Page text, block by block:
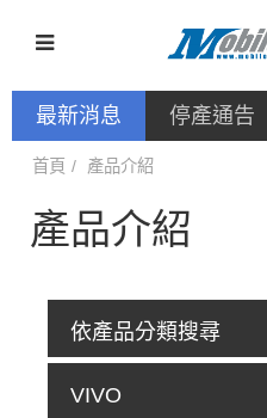
最新消息 停產通告
首頁 產品介紹
產品介紹